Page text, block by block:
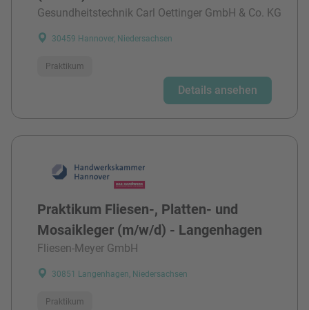
Gesundheitstechnik Carl Oettinger GmbH & Co. KG
30459 Hannover, Niedersachsen
Praktikum
Details ansehen
Praktikum Fliesen-, Platten- und
Mosaikleger (m/w/d) - Langenhagen
Fliesen-Meyer GmbH
30851 Langenhagen, Niedersachsen
Praktikum